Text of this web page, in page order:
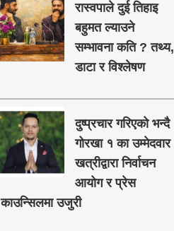
रास्वपाले दुई तिहाइ
बहुमत ल्याउने
सम्भावना कति ? तथ्य,
डाटा र विश्लेषण
दुष्प्रचार गरिएको भन्दै
गोरखा १ का उम्मेदवार
खत्रीद्वारा निर्वाचन
आयोग र प्रेस
काउन्सिलमा उजुरी